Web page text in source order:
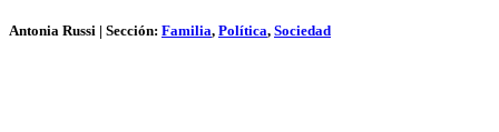
Antonia Russi | Sección: Familia, Política, Sociedad